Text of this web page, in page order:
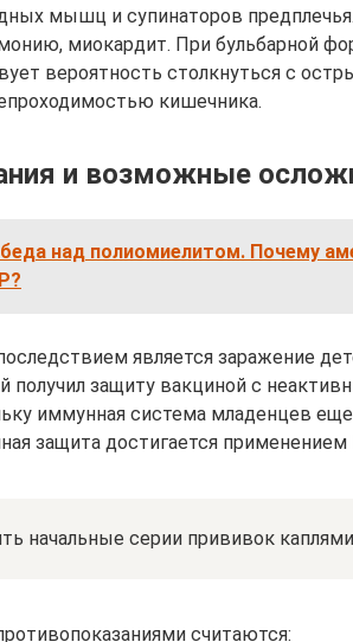
мышц и супинаторов
миокардит. При бульбарной
вероятность столкнуться с
кишечника.
и возможные
над полиомиелитом. Почему
является заражение
получил защиту вакциной с
иммунная система младенцев
защита достигается
начальные серии прививок
считаются: